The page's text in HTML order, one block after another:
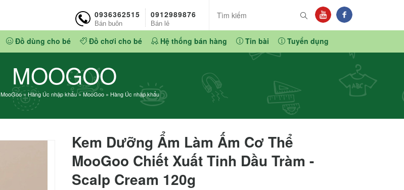
0936362515
Bán buôn
0912989876
Bán lẻ
Đồ dùng cho bé Đồ chơi cho bé Hệ thống bán hàng Tin bài Tuyển dụng
MOOGOO
MooGoo»Hàng Úc nhập khẩu»MooGoo» Hàng Úc nhập khẩu
Kem Dưỡng Ẩm Làm Ấm Cơ Thể
MooGoo Chiết Xuất Tinh Dầu Tràm -
Scalp Cream 120g